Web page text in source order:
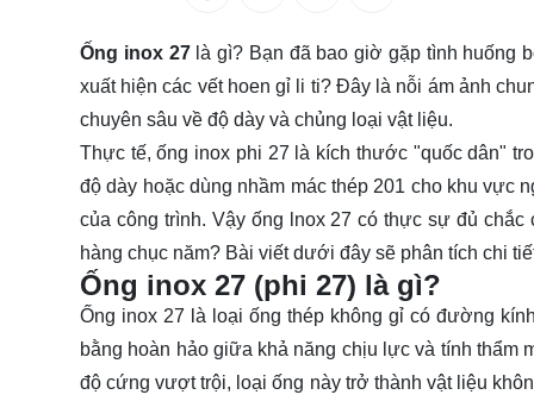
Ống inox 27 là gì? Bạn đã bao giờ gặp tình huống
xuất hiện các vết hoen gỉ li ti? Đây là nỗi ám ảnh
chuyên sâu về độ dày và chủng loại vật liệu.
Thực tế, ống inox phi 27 là kích thước "quốc dân"
độ dày hoặc dùng nhầm mác thép 201 cho khu vực
của công trình. Vậy ống lnox 27 có thực sự đủ chắc
hàng chục năm? Bài viết dưới đây sẽ phân tích chi
Ống inox 27 (phi 27) là gì?
Ống inox 27 là loại ống thép không gỉ có đường
bằng hoàn hảo giữa khả năng chịu lực và tính thẩm
độ cứng vượt trội, loại ống này trở thành vật liệu